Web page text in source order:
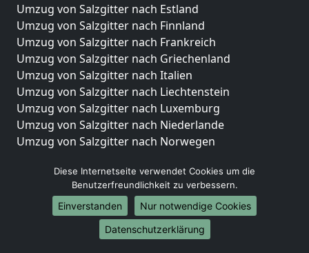
Umzug von Salzgitter nach Estland
Umzug von Salzgitter nach Finnland
Umzug von Salzgitter nach Frankreich
Umzug von Salzgitter nach Griechenland
Umzug von Salzgitter nach Italien
Umzug von Salzgitter nach Liechtenstein
Umzug von Salzgitter nach Luxemburg
Umzug von Salzgitter nach Niederlande
Umzug von Salzgitter nach Norwegen
Umzüge-Deutschlandweit
Umzug von Salzgitter nach Berlin
Umzug von Salzgitter nach Hamburg
Umzug von Salzgitter nach München
Umzug von Salzgitter nach Köln
Diese Internetseite verwendet Cookies um die
Benutzerfreundlichkeit zu verbessern.
Einverstanden
Nur notwendige Cookies
Datenschutzerklärung